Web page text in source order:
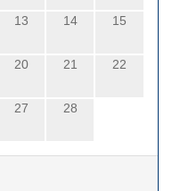
13 14 15
20 21 22
27 28